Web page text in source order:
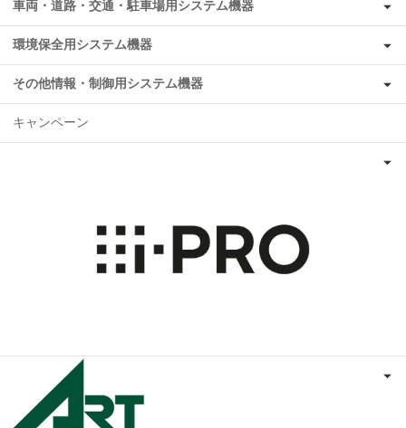
車両・道路・交通・駐車場用システム機器
環境保全用システム機器
その他情報・制御用システム機器
キャンペーン